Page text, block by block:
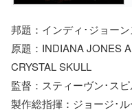
邦題：インディ･ジョー
原題：INDIANA JONES
CRYSTAL SKULL
監督：スティーヴン･ス
製作総指揮：ジョージ･